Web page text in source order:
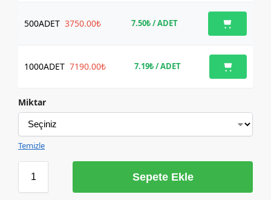
500ADET 3750.00₺ 7.50₺/ ADET
1000ADET 7190.00₺ 7.19₺/ ADET
Miktar
Temizle
Sepete Ekle